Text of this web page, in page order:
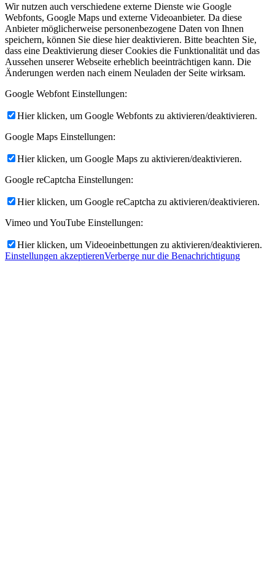
Wir nutzen auch verschiedene externe Dienste wie Google
Webfonts, Google Maps und externe Videoanbieter. Da diese
Anbieter möglicherweise personenbezogene Daten von Ihnen
speichern, können Sie diese hier deaktivieren. Bitte beachten Sie,
dass eine Deaktivierung dieser Cookies die Funktionalität und das
Aussehen unserer Webseite erheblich beeinträchtigen kann. Die
Änderungen werden nach einem Neuladen der Seite wirksam.
Google Webfont Einstellungen:
Hier klicken, um Google Webfonts zu aktivieren/deaktivieren.
Google Maps Einstellungen:
Hier klicken, um Google Maps zu aktivieren/deaktivieren.
Google reCaptcha Einstellungen:
Hier klicken, um Google reCaptcha zu aktivieren/deaktivieren.
Vimeo und YouTube Einstellungen:
Hier klicken, um Videoeinbettungen zu aktivieren/deaktivieren.
Einstellungen akzeptierenVerberge nur die Benachrichtigung